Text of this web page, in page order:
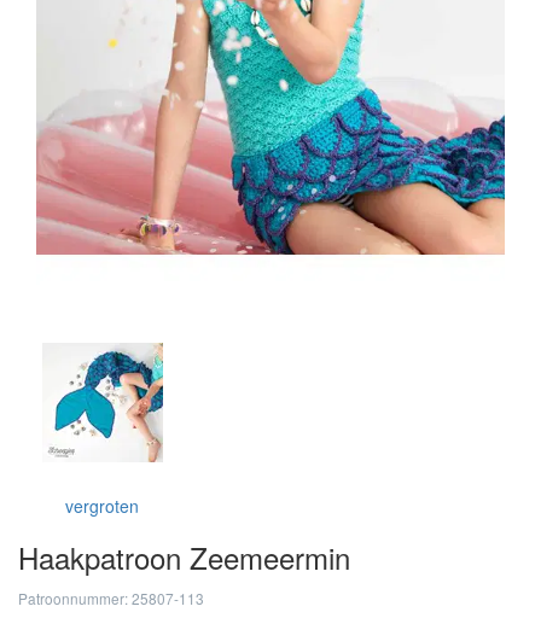
vergroten
Haakpatroon Zeemeermin
Patroonnummer: 25807-113